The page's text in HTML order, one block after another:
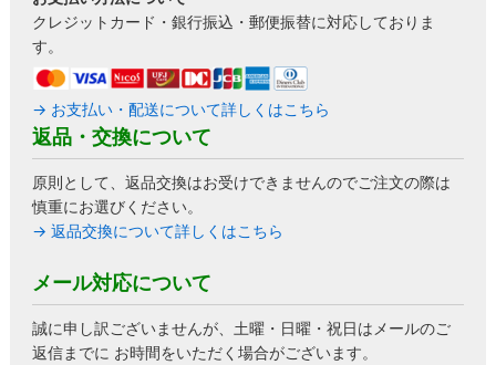
クレジットカード・銀行振込・郵便振替に対応しておりま
す。
→ お支払い・配送について詳しくはこちら
返品・交換について
原則として、返品交換はお受けできませんのでご注文の際は
慎重にお選びください。
→ 返品交換について詳しくはこちら
メール対応について
誠に申し訳ございませんが、土曜・日曜・祝日はメールのご
返信までに お時間をいただく場合がございます。